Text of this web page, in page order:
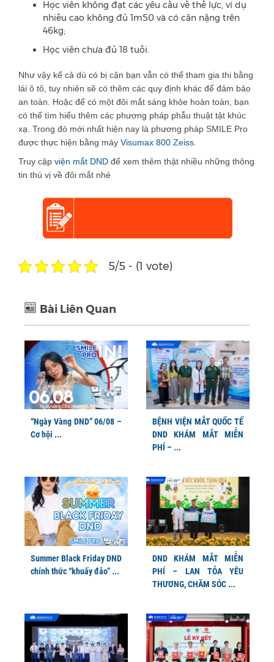
Học viên không đạt các yêu cầu về thể lực, ví dụ
nhiều cao không đủ 1m50 và có cân nặng trên
46kg;
Học viên chưa đủ 18 tuổi.
Như vậy kể cả dù có bị cận bạn vẫn có thể tham gia thi bằng
lái ô tô, tuy nhiên sẽ có thêm các quy định khác để đảm bảo
an toàn. Hoặc để có một đôi mắt sáng khỏe hoàn toàn, bạn
có thể tìm hiểu thêm các phương pháp phẫu thuật tật khúc
xạ. Trong đó mới nhất hiện nay là phương pháp SMILE Pro
được thực hiện bằng máy Visumax 800 Zeiss.
Truy cập viện mắt DND để xem thêm thật nhiều những thông
tin thú vị về đôi mắt nhé
5/5 - (1 vote)
Bài Liên Quan
“Ngày Vàng DND” 06/08 –
Cơ hội ...
BỆNH VIỆN MẮT QUỐC TẾ
DND KHÁM MẮT MIỄN
PHÍ – ...
Summer Black Friday DND
chính thức “khuấy đảo” ...
DND KHÁM MẮT MIỄN
PHÍ – LAN TỎA YÊU
THƯƠNG, CHĂM SÓC ...